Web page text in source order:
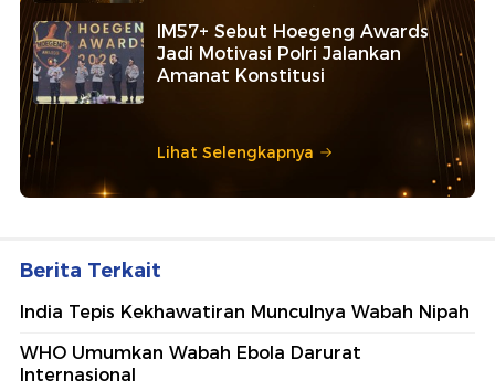
IM57+ Sebut Hoegeng Awards
Jadi Motivasi Polri Jalankan
Amanat Konstitusi
Lihat Selengkapnya
Berita Terkait
India Tepis Kekhawatiran Munculnya Wabah Nipah
WHO Umumkan Wabah Ebola Darurat
Internasional